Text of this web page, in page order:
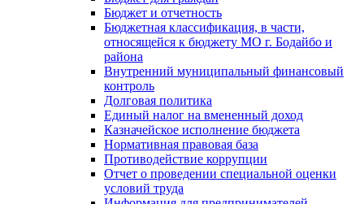
Бюджет и отчетность
Бюджетная классификация, в части,
относящейся к бюджету МО г. Бодайбо и
района
Внутренний муниципальный финансовый
контроль
Долговая политика
Единый налог на вмененный доход
Казначейское исполнение бюджета
Нормативная правовая база
Противодействие коррупции
Отчет о проведении специальной оценки
условий труда